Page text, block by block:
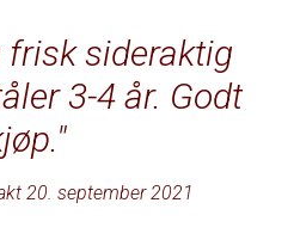
frisk sideraktig
3-4 år. Godt
20. september 2021